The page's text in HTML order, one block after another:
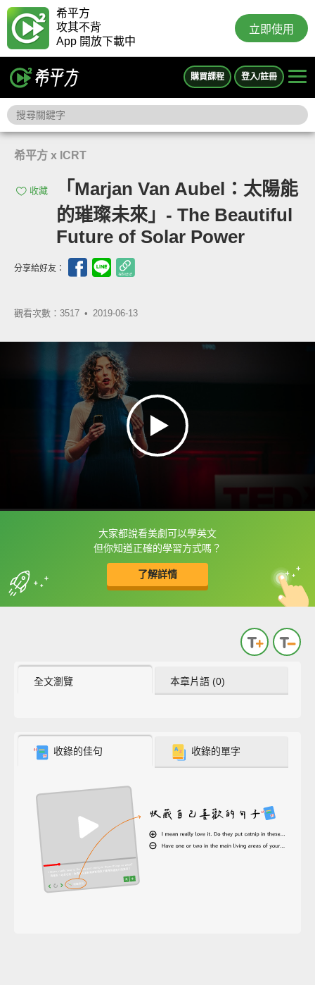
希平方
攻其不背
App 開放下載中
立即使用
購買課程 登入/註冊
希平方 x ICRT
收藏
「Marjan Van Aubel：太陽能
的璀璨未來」- The Beautiful
Future of Solar Power
分享給好友：
觀看次數：3517 • 2019-06-13
大家都說看美劇可以學英文
但你知道正確的學習方式嗎？
了解詳情
框選或點兩下字幕可以直接查字典喔！
收錄佳句 中
英
全文瀏覽 本章片語 (0)
收錄的佳句 收錄的單字